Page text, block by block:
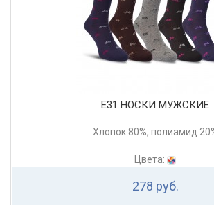
Е31 НОСКИ МУЖСКИЕ
Хлопок 80%, полиамид
Цвета:
278 руб.